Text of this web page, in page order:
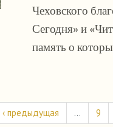
Чеховского
Сегодня» и
память о
‹ предыдущая … 9